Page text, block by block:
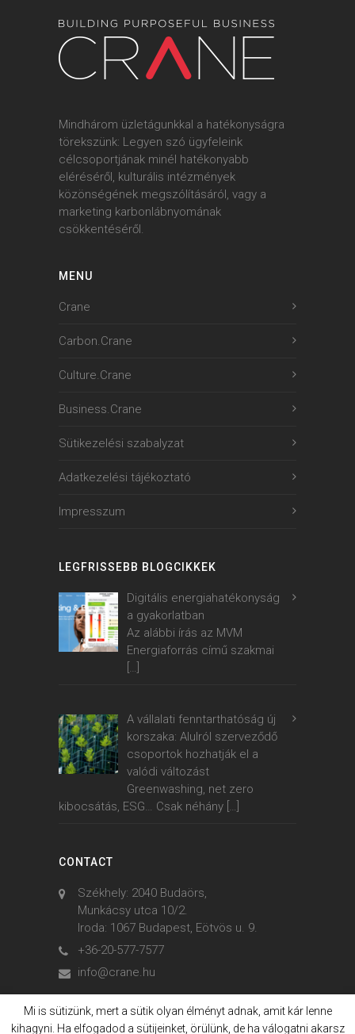
Mindhárom üzletágunkkal a hatékonyságra
törekszünk: Legyen szó ügyfeleink
célcsoportjának minél hatékonyabb
eléréséről, kulturális intézmények
közönségének megszólításáról, vagy a
marketing karbonlábnyomának
csökkentéséről.
MENU
Crane
Carbon.Crane
Culture.Crane
Business.Crane
Sütikezelési szabalyzat
Adatkezelési tájékoztató
Impresszum
LEGFRISSEBB BLOGCIKKEK
Digitális energiahatékonyság
a gyakorlatban
Az alábbi írás az MVM
Energiaforrás című szakmai
A vállalati fenntarthatóság új
korszaka: Alulról szerveződő
csoportok hozhatják el a
valódi változást
Greenwashing, net zero
kibocsátás, ESG… Csak néhány […]
CONTACT
Székhely: 2040 Budaörs,
Munkácsy utca 10/2.
Iroda: 1067 Budapest, Eötvös u. 9.
+36-20-577-7577
info@crane.hu
Mi is sütizünk, mert a sütik olyan élményt adnak, amit kár lenne
kihagyni. Ha elfogadod a sütijeinket, örülünk, de ha válogatni akarsz